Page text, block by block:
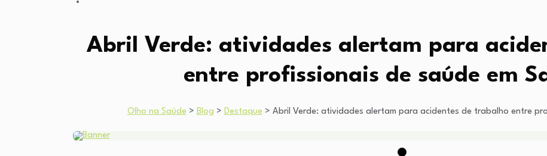
Abril Verde: atividades alertam para
entre profissionais de saúde em
Olho na Saúde> Blog > Destaque> Abril Verde: atividades alertam para acidentes de trabalho entre